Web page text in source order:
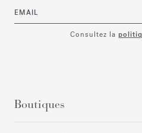
EMAIL
Consultez la
Boutiques